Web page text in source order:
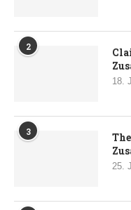
2
18.
3
25.